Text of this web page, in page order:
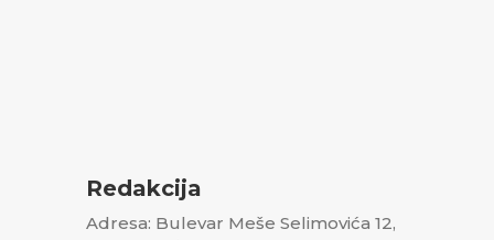
Redakcija
Adresa: Bulevar Meše Selimovića 12,